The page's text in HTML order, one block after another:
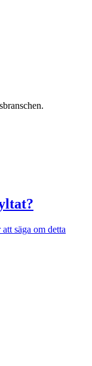
säga om detta